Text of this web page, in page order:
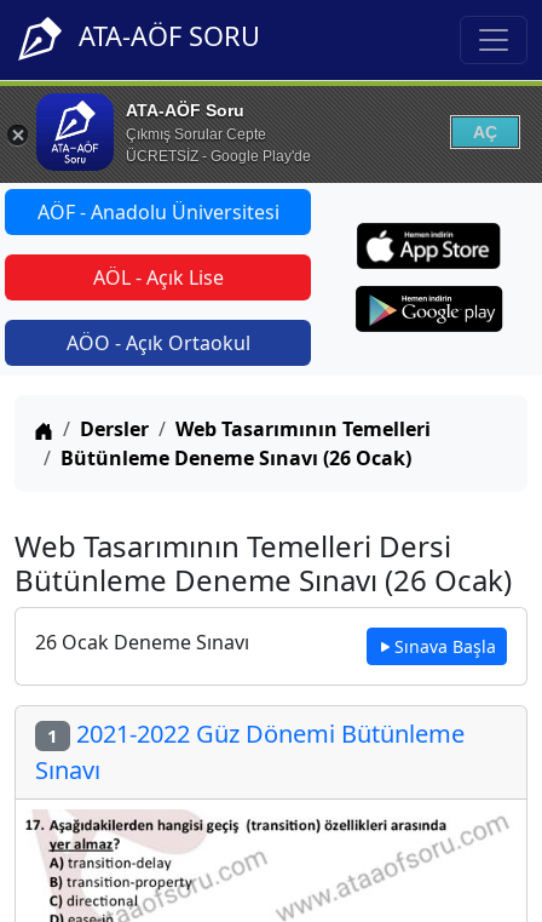
ATA-AÖF SORU
ATA-AÖF Soru
Çıkmış Sorular Cepte
ÜCRETSİZ - Google Play'de
AÇ
AÖF - Anadolu Üniversitesi
AÖL - Açık Lise
AÖO - Açık Ortaokul
Anasayfa
Dersler
Web Tasarımının Temelleri
Bütünleme Deneme Sınavı (26 Ocak)
Web Tasarımının Temelleri Dersi
Bütünleme Deneme Sınavı (26 Ocak)
26 Ocak Deneme Sınavı Sınava Başla
1 2021-2022 Güz Dönemi Bütünleme
Sınavı